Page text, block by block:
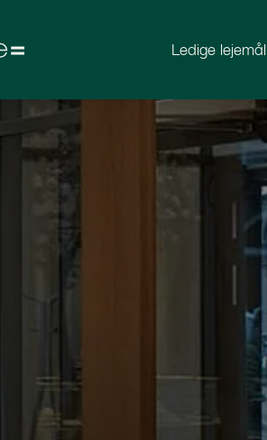
Ledige lejemål